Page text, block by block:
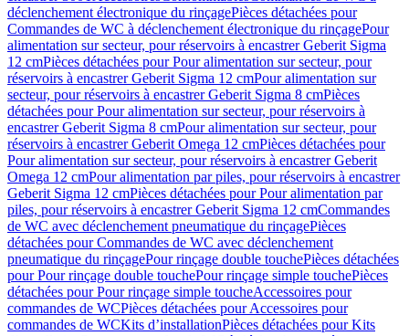
déclenchement électronique du rinçagePièces détachées pour
Commandes de WC à déclenchement électronique du rinçagePour
alimentation sur secteur, pour réservoirs à encastrer Geberit Sigma
12 cmPièces détachées pour Pour alimentation sur secteur, pour
réservoirs à encastrer Geberit Sigma 12 cmPour alimentation sur
secteur, pour réservoirs à encastrer Geberit Sigma 8 cmPièces
détachées pour Pour alimentation sur secteur, pour réservoirs à
encastrer Geberit Sigma 8 cmPour alimentation sur secteur, pour
réservoirs à encastrer Geberit Omega 12 cmPièces détachées pour
Pour alimentation sur secteur, pour réservoirs à encastrer Geberit
Omega 12 cmPour alimentation par piles, pour réservoirs à encastrer
Geberit Sigma 12 cmPièces détachées pour Pour alimentation par
piles, pour réservoirs à encastrer Geberit Sigma 12 cmCommandes
de WC avec déclenchement pneumatique du rinçagePièces
détachées pour Commandes de WC avec déclenchement
pneumatique du rinçagePour rinçage double touchePièces détachées
pour Pour rinçage double touchePour rinçage simple touchePièces
détachées pour Pour rinçage simple toucheAccessoires pour
commandes de WCPièces détachées pour Accessoires pour
commandes de WCKits d’installationPièces détachées pour Kits